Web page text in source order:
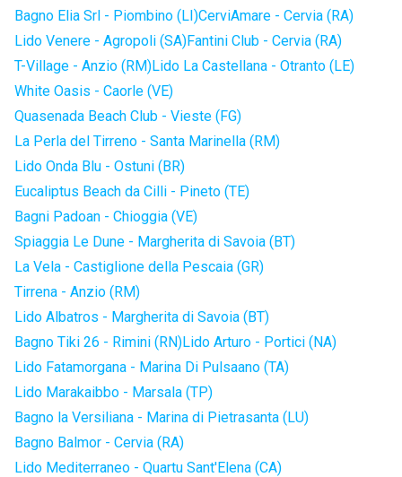
Bagno Elia Srl - Piombino (LI)CerviAmare - Cervia (RA)
Lido Venere - Agropoli (SA)Fantini Club - Cervia (RA)
T-Village - Anzio (RM)Lido La Castellana - Otranto (LE)
White Oasis - Caorle (VE)
Quasenada Beach Club - Vieste (FG)
La Perla del Tirreno - Santa Marinella (RM)
Lido Onda Blu - Ostuni (BR)
Eucaliptus Beach da Cilli - Pineto (TE)
Bagni Padoan - Chioggia (VE)
Spiaggia Le Dune - Margherita di Savoia (BT)
La Vela - Castiglione della Pescaia (GR)
Tirrena - Anzio (RM)
Lido Albatros - Margherita di Savoia (BT)
Bagno Tiki 26 - Rimini (RN)Lido Arturo - Portici (NA)
Lido Fatamorgana - Marina Di Pulsaano (TA)
Lido Marakaibbo - Marsala (TP)
Bagno la Versiliana - Marina di Pietrasanta (LU)
Bagno Balmor - Cervia (RA)
Lido Mediterraneo - Quartu Sant'Elena (CA)